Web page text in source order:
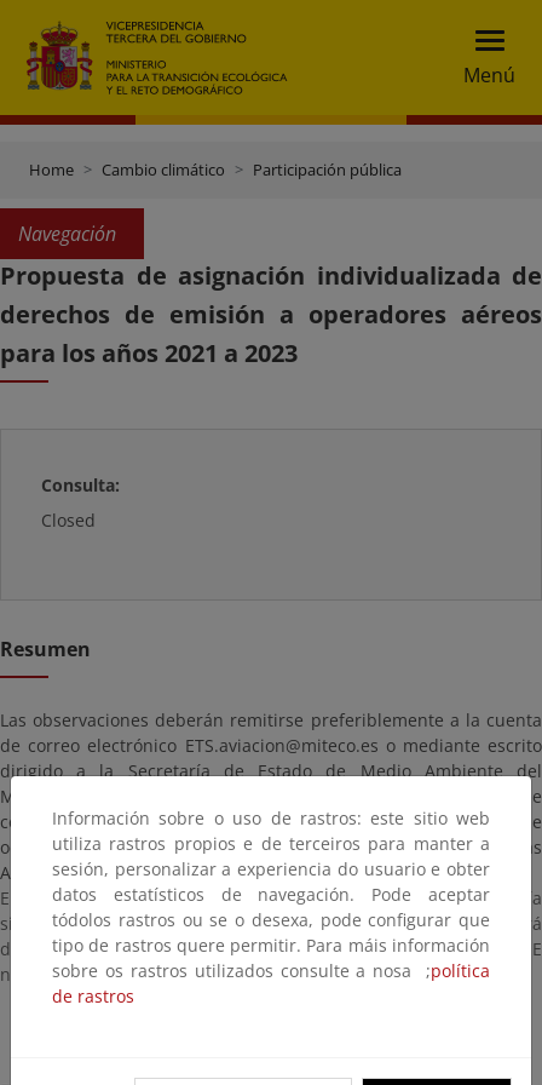
Menú
Home Cambio climático Participación pública
Navegación
Propuesta de asignación individualizada de
derechos de emisión a operadores aéreos
para los años 2021 a 2023
Consulta:
Closed
Resumen
Las observaciones deberán remitirse preferiblemente a la cuenta
de correo electrónico ETS.aviacion@miteco.es o mediante escrito
dirigido a la Secretaría de Estado de Medio Ambiente del
Ministerio para la Transición ecológica y el Reto Demográfico, de
conformidad con el artículo 16.4 de la Ley 39/2015, de 1 de
octubre, del Procedimiento Administrativo Común de las
Administraciones Públicas.
El plazo de presentación de observaciones comienza el día
siguiente al de publicación de este anuncio en el BOE y finalizará
después de 20 días hábiles contados a partir de dicha fecha (BOE
nº 273, de 15 de octubre de 2020).
Información sobre o uso de rastros: este sitio web
utiliza rastros propios e de terceiros para manter a
sesión, personalizar a experiencia do usuario e obter
datos estatísticos de navegación. Pode aceptar
tódolos rastros ou se o desexa, pode configurar que
tipo de rastros quere permitir. Para máis información
sobre os rastros utilizados consulte a nosa ;política
de rastros